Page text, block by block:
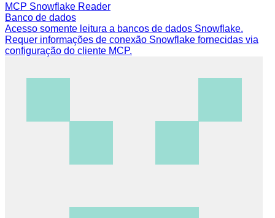
MCP Snowflake Reader
Banco de dados
Acesso somente leitura a bancos de dados Snowflake.
Requer informações de conexão Snowflake fornecidas via
configuração do cliente MCP.